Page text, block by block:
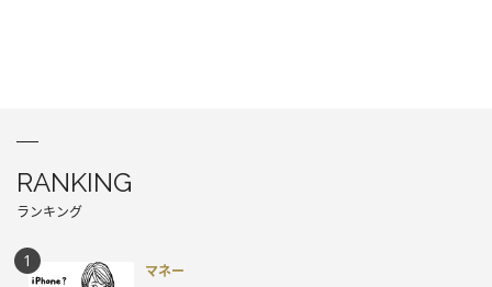
RANKING
ランキング
マネー